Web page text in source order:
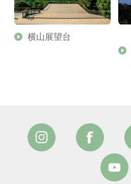
横山展望台